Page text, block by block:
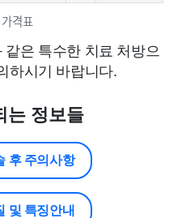
격표
은 특수한 치료 처방으
하시기 바랍니다.
는 정보들
후 주의사항
및 특징안내